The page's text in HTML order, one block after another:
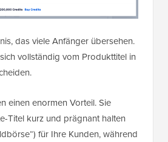
das viele Anfänger übersehen.
vollständig vom Produkttitel in
einen enormen Vorteil. Sie
Titel kurz und prägnant halten
für Ihre Kunden, während